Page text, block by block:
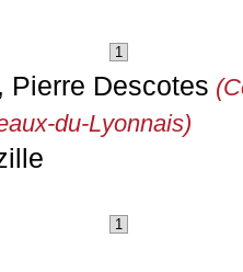
1
Pierre Descotes
du-Lyonnais)
1